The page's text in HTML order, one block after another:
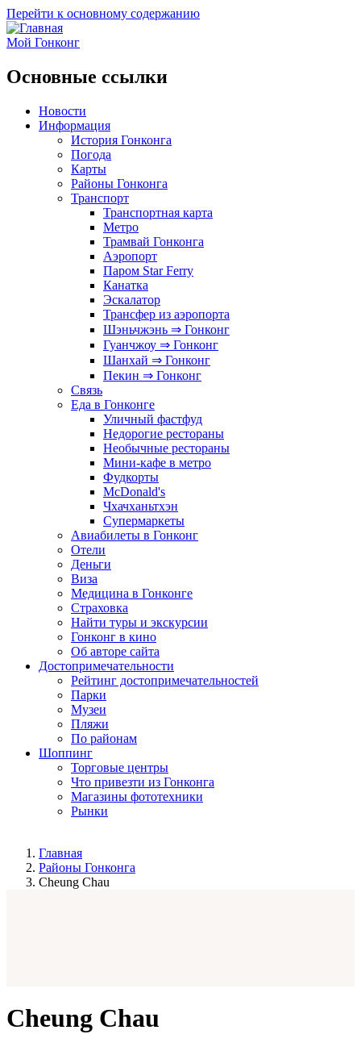
Перейти к основному содержанию
Мой Гонконг
Основные ссылки
Новости
Информация
История Гонконга
Погода
Карты
Районы Гонконга
Транспорт
Транспортная карта
Метро
Трамвай Гонконга
Аэропорт
Паром Star Ferry
Канатка
Эскалатор
Трансфер из аэропорта
Шэньчжэнь ⇒ Гонконг
Гуанчжоу ⇒ Гонконг
Шанхай ⇒ Гонконг
Пекин ⇒ Гонконг
Связь
Еда в Гонконге
Уличный фастфуд
Недорогие рестораны
Необычные рестораны
Мини-кафе в метро
Фудкорты
McDonald's
Чхачханьтхэн
Супермаркеты
Авиабилеты в Гонконг
Отели
Деньги
Виза
Медицина в Гонконге
Страховка
Найти туры и экскурсии
Гонконг в кино
Об авторе сайта
Достопримечательности
Рейтинг достопримечательностей
Парки
Музеи
Пляжи
По районам
Шоппинг
Торговые центры
Что привезти из Гонконга
Магазины фототехники
Рынки
Главная
Районы Гонконга
Cheung Chau
Cheung Chau